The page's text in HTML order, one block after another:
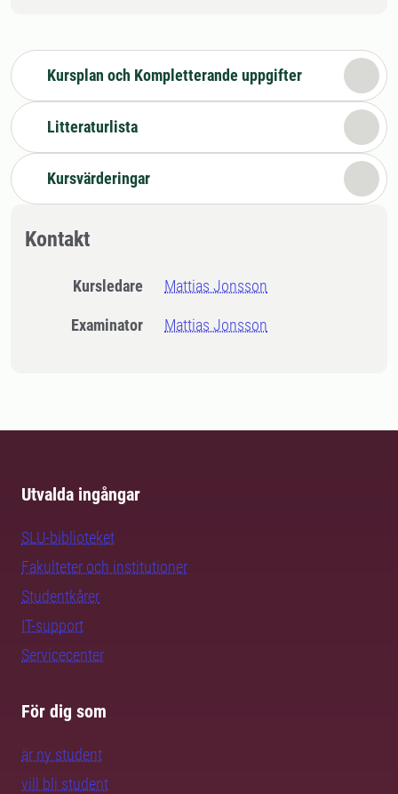
Kursplan och Kompletterande uppgifter
Litteraturlista
Kursvärderingar
Kontakt
Kursledare Mattias Jonsson
Examinator Mattias Jonsson
Utvalda ingångar
SLU-biblioteket
Fakulteter och institutioner
Studentkårer
IT-support
Servicecenter
För dig som
är ny student
vill bli student